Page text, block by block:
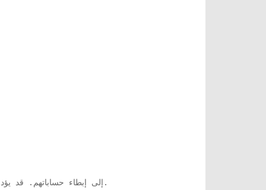
بالنسبة للعديد من المستخدمين ، أدت محطة Linux إلى إبطاء حساباتهم. قد يؤدي إيقاف تشغيله إلى جهاز الكمبيوتر الخاص بك إلى حل المشكلة.